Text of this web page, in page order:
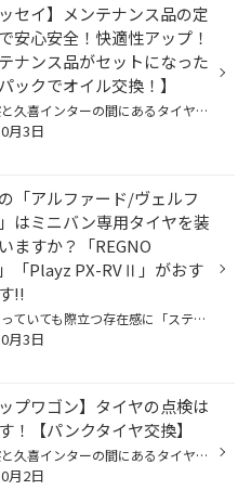
ッセイ】メンテナンス品の定
安心安全！快適性アップ！
テナンス品がセットになった
ックでオイル交換！】
久喜警察と久喜インターの間にあるタイヤ館久喜店です！ いつも当店WEBをご覧いただきありがとうございます！ ーーーーーーーーーーーーーーーーーーーーーーーーーーーーーーーーーーーーーーーーーー 詳しくはページ下のリンクをチェック！ ーーーーーーーーーーーーーーーーーーーーーーーーーー...
月3日
「アルファード/ヴェルフ
はミニバン専用タイヤを装
ますか？「REGNO
「Playz PX-RVⅡ」がおす
!!
街中を走っていても際立つ存在感に「ステキだなあ」とついつい目で追ってしまう高級ミニバンといえば、「トヨタ アルファード/ヴェルファイア」ですよね。上質感たっぷりの内外装や至れり尽くせりの装備など、トヨタのフラッグシップミニバンとしてその完成度の高さで多くの人々を魅了し続けていま...
月3日
ップワゴン】タイヤの点検は
！【パンクタイヤ交換】
久喜警察と久喜インターの間にあるタイヤ館久喜です。 いつも当店WEBをご覧いただきありがとうございます！ ーーーーーーーーーーーーーーーーーーーーーーーーーーーーーーーーーーーーーーーーーー ページ下のリンクをチェック！ ーーーーーーーーーーーーーーーーーーーーーーーーーーーーーーー...
月2日